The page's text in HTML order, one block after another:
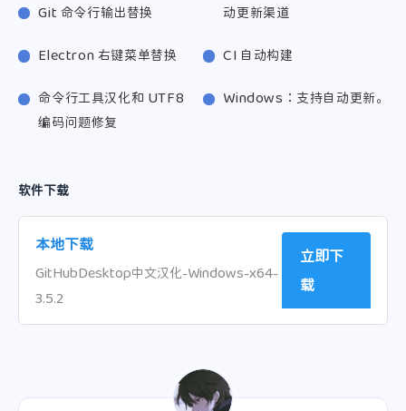
Git 命令行输出替换
Electron 右键菜单替换
命令行工具汉化和 UTF8
编码问题修复
动更新渠道
CI 自动构建
Windows：支持自动更新。
软件下载
本地下载
GitHubDesktop中文汉化-Windows-x64-
3.5.2
立即下
载